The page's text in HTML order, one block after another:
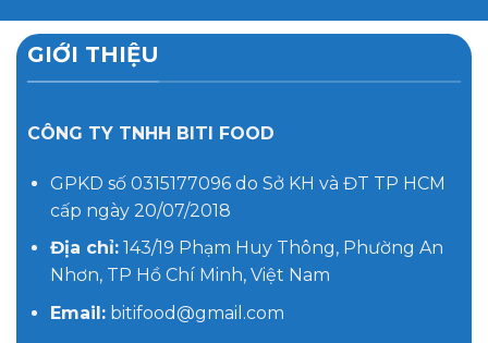
GIỚI THIỆU
CÔNG TY TNHH BITI FOOD
GPKD số 0315177096 do Sở KH và ĐT TP HCM
cấp ngày 20/07/2018
Địa chỉ:143/19 Phạm Huy Thông, Phường An
Nhơn, TP Hồ Chí Minh, Việt Nam
Email:bitifood@gmail.com